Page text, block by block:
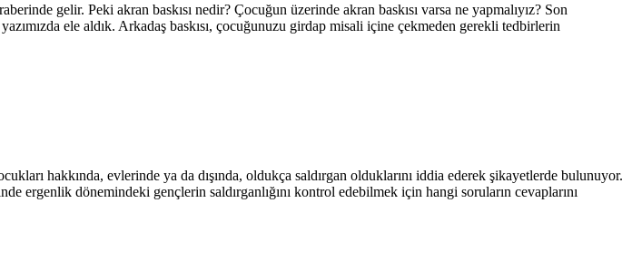
gelir. Peki akran baskısı nedir? Çocuğun üzerinde akran baskısı varsa ne yapmalıyız? Son
ele aldık. Arkadaş baskısı, çocuğunuzu girdap misali içine çekmeden gerekli tedbirlerin
hakkında, evlerinde ya da dışında, oldukça saldırgan olduklarını iddia ederek şikayetlerde bulunuyor.
ergenlik dönemindeki gençlerin saldırganlığını kontrol edebilmek için hangi soruların cevaplarını